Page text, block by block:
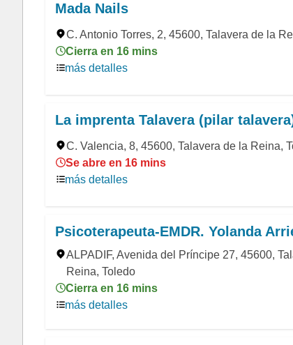
Mada Nails
C. Antonio Torres, 2, 45600, Talavera de la
Cierra en 16 mins
más detalles
La imprenta Talavera (pilar
C. Valencia, 8, 45600, Talavera de la Reina,
Se abre en 16 mins
más detalles
Psicoterapeuta-EMDR. Yolanda
ALPADIF, Avenida del Príncipe 27, 45600,
Reina, Toledo
Cierra en 16 mins
más detalles